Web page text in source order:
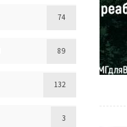
74
89
132
3